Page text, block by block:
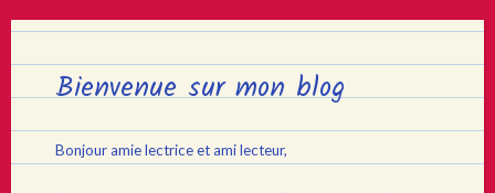
Bienvenue sur mon blog
Bonjour amie lectrice et ami lecteur,